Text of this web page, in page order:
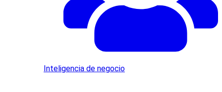
Inteligencia de negocio